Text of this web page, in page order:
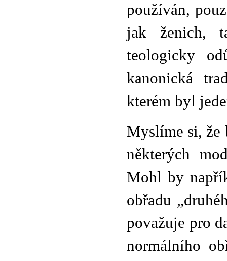
používán,
jak ženich,
teologicky
kanonická
kterém byl
Myslíme si, že
některých
Mohl by
obřadu
považuje pro
normálního